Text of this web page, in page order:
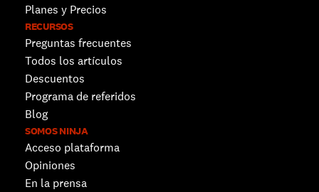
Planes y Precios
RECURSOS
Preguntas frecuentes
Todos los artículos
Descuentos
Programa de referidos
Blog
SOMOS NINJA
Acceso plataforma
Opiniones
En la prensa